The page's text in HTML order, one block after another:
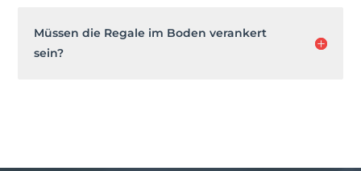
Müssen die Regale im Boden verankert
sein?